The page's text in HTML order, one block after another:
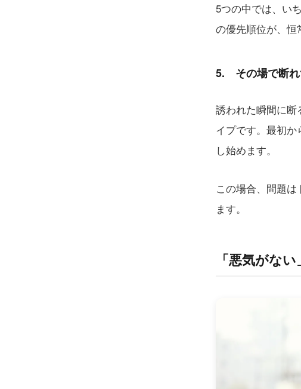
5つの中では、い
の優先順位が、恒
5. その場で断れ
誘われた瞬間に断
イプです。最初
し始めます。
この場合、問題
ます。
「悪気がな